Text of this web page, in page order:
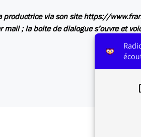
productrice via son site https://
mail ; la boite de dialogue s’ouvre et